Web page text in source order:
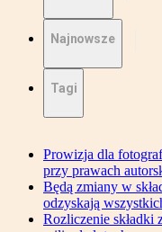
Najnowsze
Tagi
Prowizja dla
przy prawach
Będą zmiany w
odzyskają
Rozliczenie składki